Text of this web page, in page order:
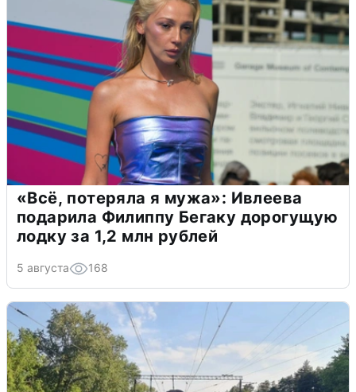
«Всё, потеряла я мужа»: Ивлеева
подарила Филиппу Бегаку дорогущую
лодку за 1,2 млн рублей
5 августа 168